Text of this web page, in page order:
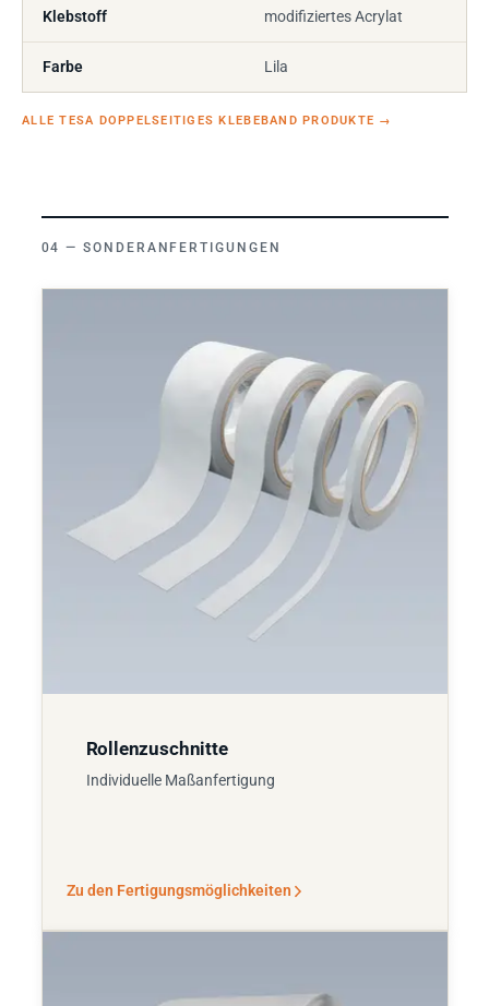
Klebstoff modifiziertes Acrylat
Farbe Lila
ALLE TESA DOPPELSEITIGES KLEBEBAND PRODUKTE →
SONDERANFERTIGUNGEN
Rollenzuschnitte
Individuelle Maßanfertigung
Zu den Fertigungsmöglichkeiten